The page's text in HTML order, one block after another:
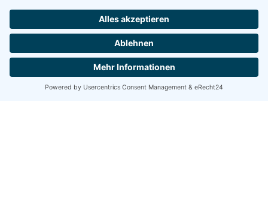
Kontakt
sekretariat@gymbruvi.de
+49 (0) 4252 9090120
Auf der Loge 5, 27305 Bruchhausen-Vilsen